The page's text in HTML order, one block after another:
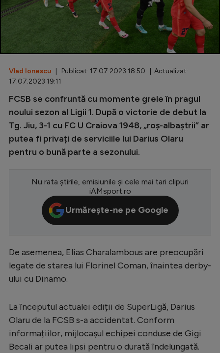
Fotbal feminin
Diverse
Inedit
Champions League
Europa League
Conference League
CM 2026
Premier League
Serie A
Bundesliga
Campionate
Starurile fotbalului
EURO 2024
Vlad Ionescu | Publicat: 17.07.2023 18:50 | Actualizat:
17.07.2023 19:11
FCSB se confruntă cu momente grele în pragul
noului sezon al Ligii 1. După o victorie de debut la
Tg. Jiu, 3-1 cu FC U Craiova 1948, „roș-albaștrii” ar
putea fi privați de serviciile lui Darius Olaru
pentru o bună parte a sezonului.
Nu rata știrile, emisiunile și cele mai tari clipuri
iAMsport.ro
Urmărește-ne pe Google
De asemenea, Elias Charalambous are preocupări
legate de starea lui Florinel Coman, înaintea derby-
ului cu Dinamo.
La începutul actualei ediții de SuperLigă, Darius
Olaru de la FCSB s-a accidentat. Conform
informațiilor, mijlocașul echipei conduse de Gigi
Becali ar putea lipsi pentru o durată îndelungată.